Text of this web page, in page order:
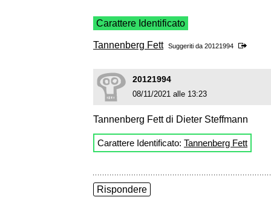
Carattere Identificato
Tannenberg Fett Suggeriti da 20121994
20121994
08/11/2021 alle 13:23
Tannenberg Fett di Dieter Steffmann
Carattere Identificato: Tannenberg Fett
Rispondere